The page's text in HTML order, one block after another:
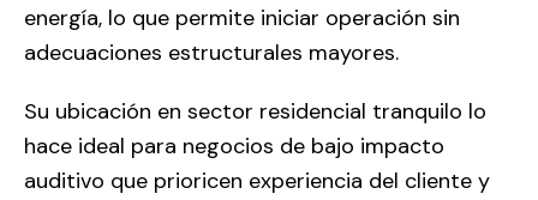
energía, lo que permite iniciar operación sin
adecuaciones estructurales mayores.
Su ubicación en sector residencial tranquilo lo
hace ideal para negocios de bajo impacto
auditivo que prioricen experiencia del cliente y